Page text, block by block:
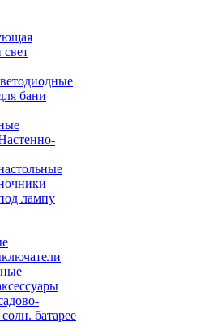
бани
лампу
батарее